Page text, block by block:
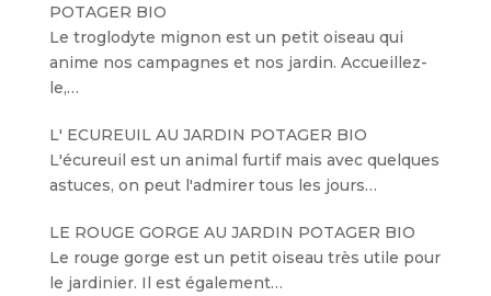
POTAGER BIO
Le troglodyte mignon est un petit oiseau qui
anime nos campagnes et nos jardin. Accueillez-
le,…
L' ECUREUIL AU JARDIN POTAGER BIO
L'écureuil est un animal furtif mais avec quelques
astuces, on peut l'admirer tous les jours…
LE ROUGE GORGE AU JARDIN POTAGER BIO
Le rouge gorge est un petit oiseau très utile pour
le jardinier. Il est également…